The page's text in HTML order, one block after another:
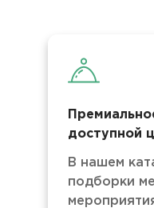
доступной
В нашем
подборки